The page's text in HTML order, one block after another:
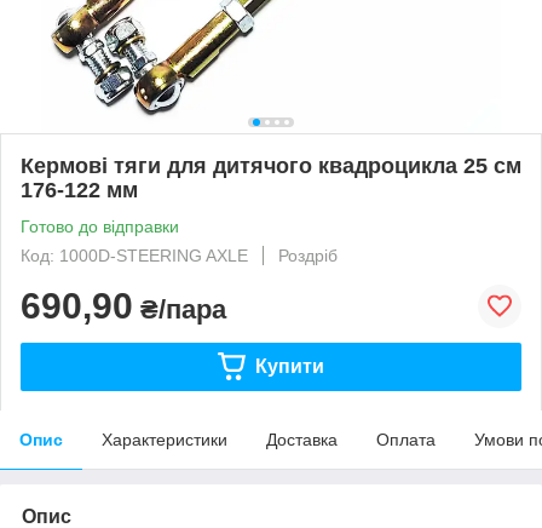
Кермові тяги для дитячого квадроцикла 25 см
176-122 мм
Готово до відправки
Код: 1000D-STEERING AXLE
Роздріб
690,90 ₴/пара
Купити
Опис Характеристики Доставка Оплата Умови
Опис